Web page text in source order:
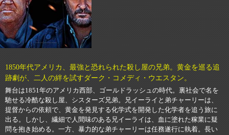
1850年代アメリカ、最強と恐れられた殺し屋の兄弟。黄金を巡る追
跡劇が、二人の絆を試すダーク・コメディ・ウエスタン。
舞台は1851年のアメリカ西部、ゴールドラッシュの時代。裏社会で名を
馳せる冷酷な殺し屋、シスターズ兄弟。兄イーライと弟チャーリーは、
提督からの依頼で、黄金を発見する化学式を開発した化学者を追う旅に
出る。しかし、繊細で人間味のある兄イーライは、血に塗れた稼業に疑
問を抱き始める。一方、暴力的な弟チャーリーは任務遂行に執着。長い